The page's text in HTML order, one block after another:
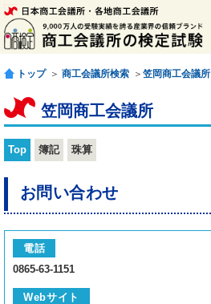
トップ ＞ 商工会議所検索 ＞ 笠岡商工会議所
笠岡商工会議所
Top 簿記 珠算
お問い合わせ
電話
0865-63-1151
Webサイト